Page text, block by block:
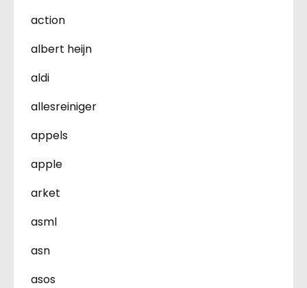
action
albert heijn
aldi
allesreiniger
appels
apple
arket
asml
asn
asos